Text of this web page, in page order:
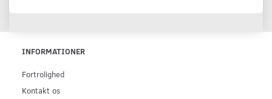
INFORMATIONER
Fortrolighed
Kontakt os